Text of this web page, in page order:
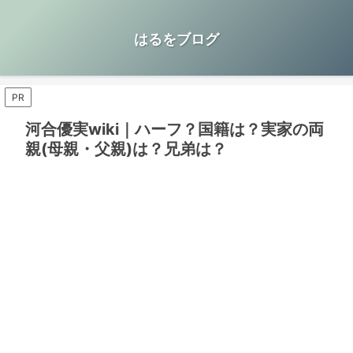
はるをブログ
PR
河合優実wiki｜ハーフ？国籍は？実家の両
親(母親・父親)は？兄弟は？